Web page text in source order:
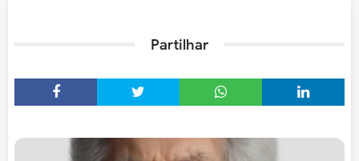
Partilhar